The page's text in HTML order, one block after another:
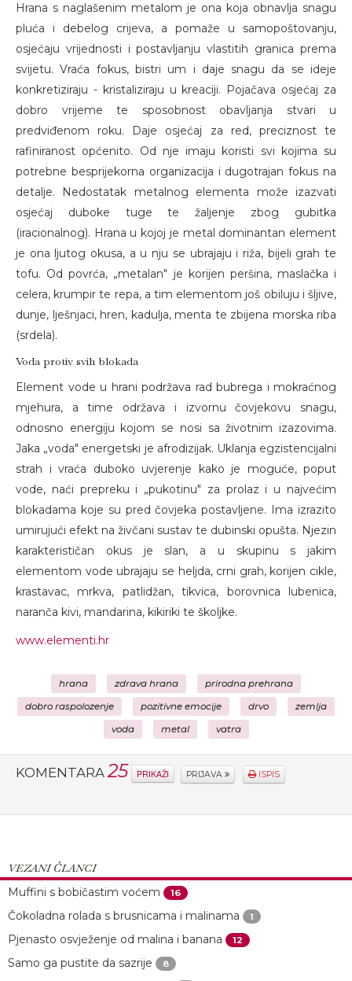
Hrana s naglašenim metalom je ona koja obnavlja snagu
pluća i debelog crijeva, a pomaže u samopoštovanju,
osjećaju vrijednosti i postavljanju vlastitih granica prema
svijetu. Vraća fokus, bistri um i daje snagu da se ideje
konkretiziraju - kristaliziraju u kreaciji. Pojačava osjećaj za
dobro vrijeme te sposobnost obavljanja stvari u
predviđenom roku. Daje osjećaj za red, preciznost te
rafiniranost općenito. Od nje imaju koristi svi kojima su
potrebne besprijekorna organizacija i dugotrajan fokus na
detalje. Nedostatak metalnog elementa može izazvati
osjećaj duboke tuge te žaljenje zbog gubitka
(iracionalnog). Hrana u kojoj je metal dominantan element
je ona ljutog okusa, a u nju se ubrajaju i riža, bijeli grah te
tofu. Od povrća, „metalan" je korijen peršina, maslačka i
celera, krumpir te repa, a tim elementom još obiluju i šljive,
dunje, lješnjaci, hren, kadulja, menta te zbijena morska riba
(srdela).
Voda protiv svih blokada
Element vode u hrani podržava rad bubrega i mokraćnog
mjehura, a time održava i izvornu čovjekovu snagu,
odnosno energiju kojom se nosi sa životnim izazovima.
Jaka „voda" energetski je afrodizijak. Uklanja egzistencijalni
strah i vraća duboko uvjerenje kako je moguće, poput
vode, naći prepreku i „pukotinu" za prolaz i u najvećim
blokadama koje su pred čovjeka postavljene. Ima izrazito
umirujući efekt na živčani sustav te dubinski opušta. Njezin
karakterističan okus je slan, a u skupinu s jakim
elementom vode ubrajaju se heljda, crni grah, korijen cikle,
krastavac, mrkva, patlidžan, tikvica, borovnica lubenica,
naranča kivi, mandarina, kikiriki te školjke.
www.elementi.hr
hrana zdrava hrana prirodna prehrana
dobro raspolozenje pozitivne emocije drvo zemlja
voda metal vatra
KOMENTARA25 PRIKAŽI PRIJAVA ISPIS
VEZANI ČLANCI
Muffini s bobičastim voćem
16
Čokoladna rolada s brusnicama i malinama 1
Pjenasto osvježenje od malina i banana 12
Samo ga pustite da sazrije 8